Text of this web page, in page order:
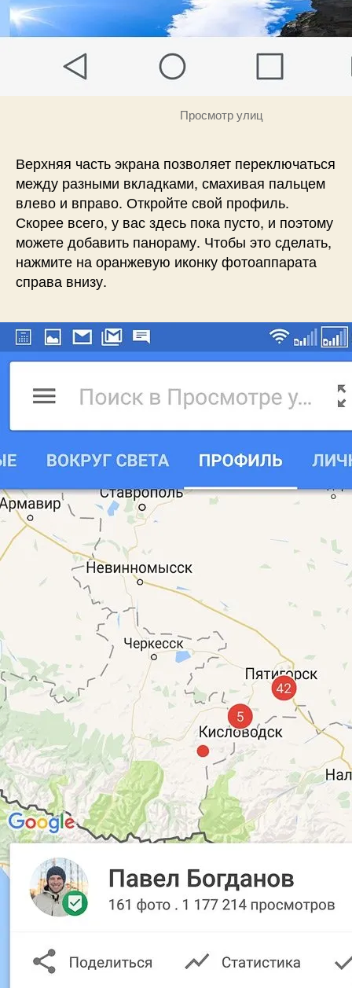
Просмотр улиц
Верхняя часть экрана позволяет переключаться
между разными вкладками, смахивая пальцем
влево и вправо. Откройте свой профиль.
Скорее всего, у вас здесь пока пусто, и поэтому
можете добавить панораму. Чтобы это сделать,
нажмите на оранжевую иконку фотоаппарата
справа внизу.